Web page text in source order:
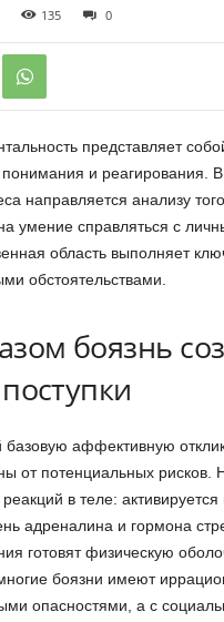
135 0
представляет
и реагирования. В
направляется анализу
умение справляться с
область выполняет
обстоятельствами.
боязнь
базовую аффективную
от потенциальных рисков.
в теле: активируется
адреналина и гормона
готовят физическую
боязни имеют
опасностями, а с